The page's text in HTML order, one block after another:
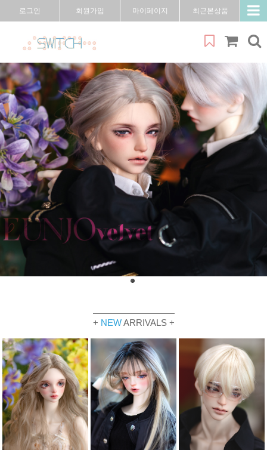
로그인 회원가입 마이페이지 최근본상품
+ NEWARRIVALS +